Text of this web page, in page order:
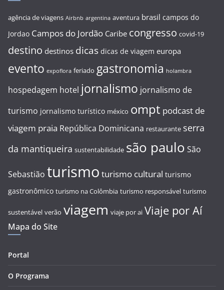
agência de viagens Airbnb argentina aventura brasil campos do
Jordao Campos do Jordão Caribe congresso covid-19
destino destinos dicas dicas de viagem europa
evento expoflora feriado gastronomia holambra
hospedagem hotel jornalismo jornalismo de
turismo jornalismo turístico méxico ompt podcast de
viagem praia República Dominicana restaurante serra
da mantiqueira sustentabilidade são paulo São
Sebastião turismo turismo cultural turismo
gastronômico turismo na Colômbia turismo responsável turismo
sustentável verão viagem viaje por ai Viaje por Aí
Mapa do Site
Portal
O Programa